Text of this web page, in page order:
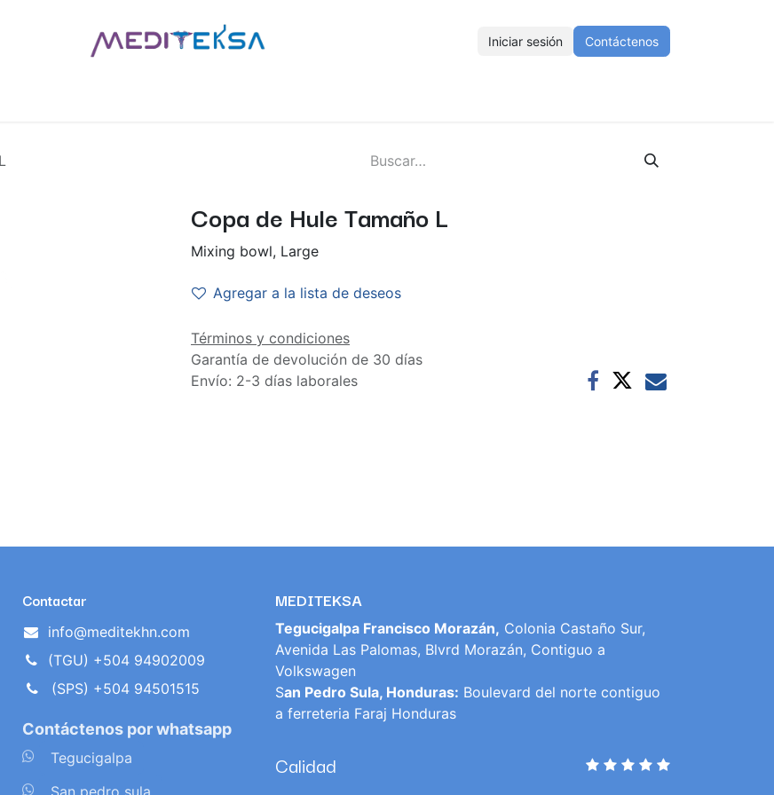
Iniciar sesión Contáctenos
Copa de Hule Tamaño L
Mixing bowl, Large
Agregar a la lista de deseos
Términos y condiciones
Garantía de devolución de 30 días
Envío: 2-3 días laborales
Contactar
info@meditekhn.com
(TGU) +504 94902009
(SPS) +504 94501515
Contáctenos por whatsapp
Tegucigalpa
San pedro sula
MEDITEKSA
Tegucigalpa Francisco Morazán, Colonia Castaño Sur,
Avenida Las Palomas, Blvrd Morazán, Contiguo a
Volkswagen
San Pedro Sula, Honduras: Boulevard del norte contiguo
a ferreteria Faraj Honduras
Calidad